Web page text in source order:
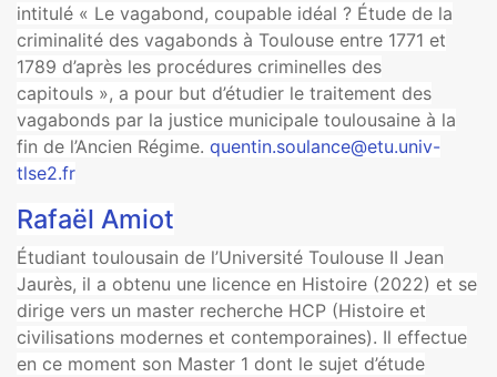
intitulé « Le vagabond, coupable idéal ? Étude de la
criminalité des vagabonds à Toulouse entre 1771 et
1789 d’après les procédures criminelles des
capitouls », a pour but d’étudier le traitement des
vagabonds par la justice municipale toulousaine à la
fin de l’Ancien Régime. quentin.soulance@etu.univ-
tlse2.fr
Rafaël Amiot
Étudiant toulousain de l’Université Toulouse II Jean
Jaurès, il a obtenu une licence en Histoire (2022) et se
dirige vers un master recherche HCP (Histoire et
civilisations modernes et contemporaines). Il effectue
en ce moment son Master 1 dont le sujet d’étude